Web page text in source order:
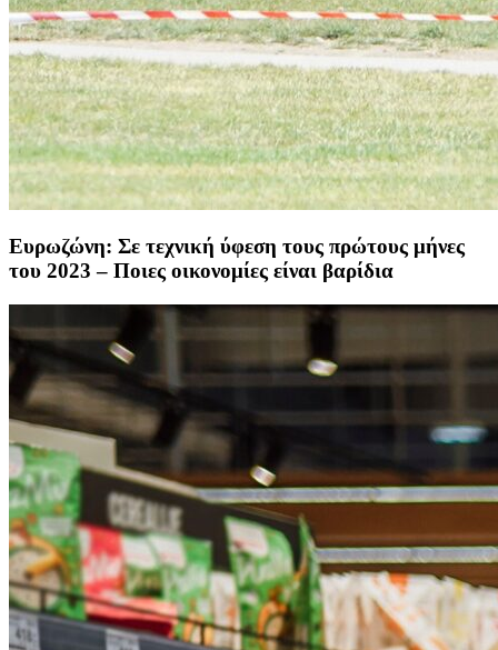
Ευρωζώνη: Σε τεχνική ύφεση τους πρώτους μήνες
του 2023 – Ποιες οικονομίες είναι βαρίδια